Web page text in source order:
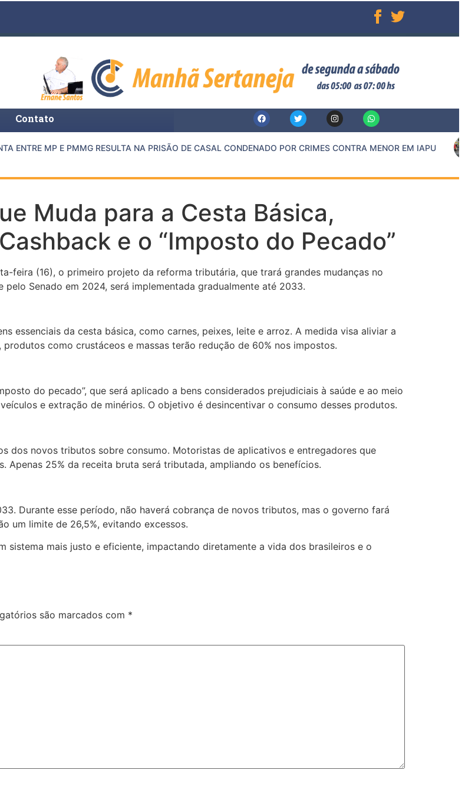
Contato
MP E PMMG RESULTA NA PRISÃO DE CASAL CONDENADO POR CRIMES CONTRA MENOR EM IAPU
Muda para a Cesta Básica,
e o “Imposto do Pecado”
feira (16), o primeiro projeto da reforma tributária, que trará grandes mudanças no
Senado em 2024, será implementada gradualmente até 2033.
essenciais da cesta básica, como carnes, peixes, leite e arroz. A medida visa aliviar a
como crustáceos e massas terão redução de 60% nos impostos.
do pecado”, que será aplicado a bens considerados prejudiciais à saúde e ao meio
e extração de minérios. O objetivo é desincentivar o consumo desses produtos.
dos novos tributos sobre consumo. Motoristas de aplicativos e entregadores que
Apenas 25% da receita bruta será tributada, ampliando os benefícios.
Durante esse período, não haverá cobrança de novos tributos, mas o governo fará
um limite de 26,5%, evitando excessos.
sistema mais justo e eficiente, impactando diretamente a vida dos brasileiros e o
são marcados com *